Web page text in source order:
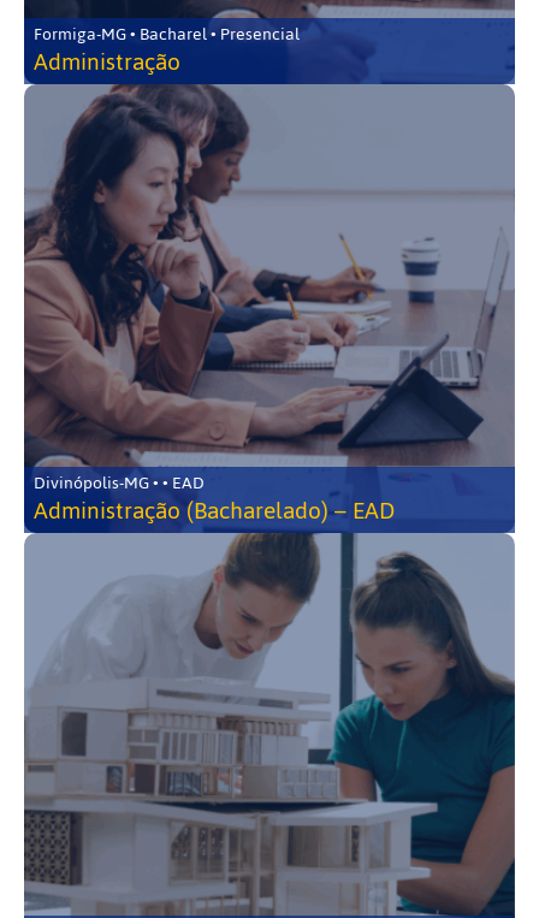
Formiga-MG • Bacharel • Presencial
Administração
Divinópolis-MG • • EAD
Administração (Bacharelado) – EAD